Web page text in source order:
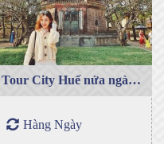
Tour City Huế nửa ngày
buổi sáng
Hàng Ngày